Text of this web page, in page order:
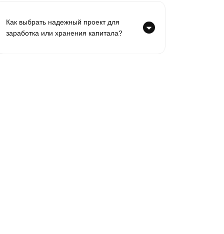
Как выбрать надежный проект для
заработка или хранения капитала?